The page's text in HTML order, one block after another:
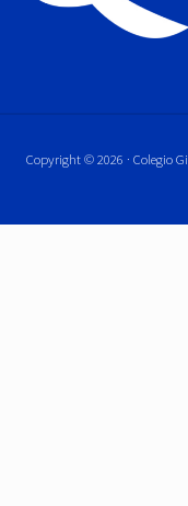
Copyright © 2026 · Colegio